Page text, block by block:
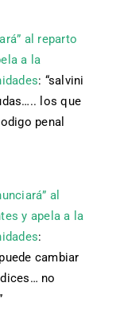
al reparto
a la
: “salvini
los que
penal
al
y apela a la
:
cambiar
no